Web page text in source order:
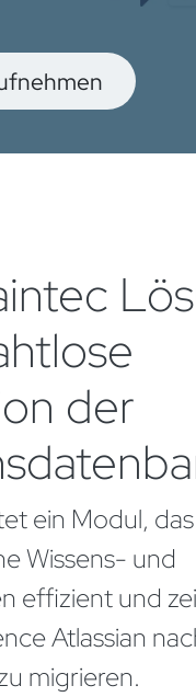
der
ein Modul, das
Wissens- und
effizient und
Atlassian
migrieren.